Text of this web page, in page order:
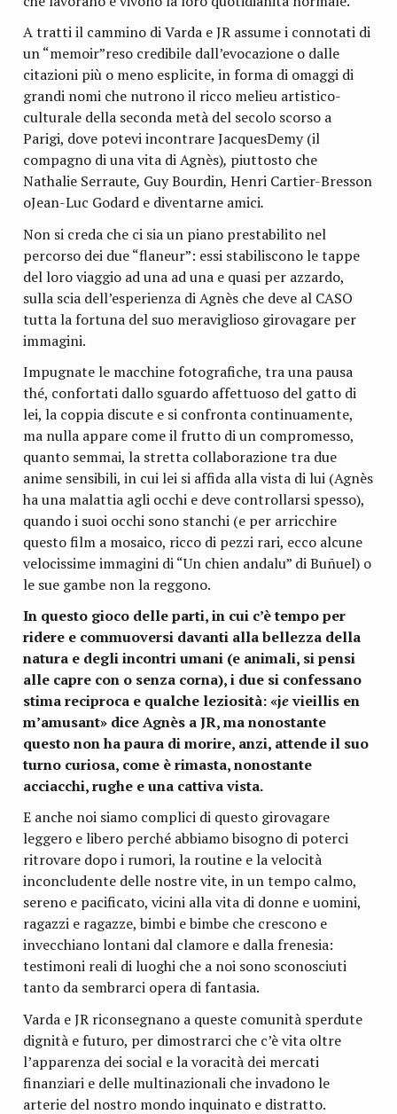
A tratti il cammino di Varda e JR assume i connotati di
un “memoir”reso credibile dall’evocazione o dalle
citazioni più o meno esplicite, in forma di omaggi di
grandi nomi che nutrono il ricco melieu artistico-
culturale della seconda metà del secolo scorso a
Parigi, dove potevi incontrare JacquesDemy (il
compagno di una vita di Agnès), piuttosto che
Nathalie Serraute, Guy Bourdin,Henri Cartier-Bresson
oJean-Luc Godard e diventarne amici.
Non si creda che ci sia un piano prestabilito nel
percorso dei due “flaneur”: essi stabiliscono le tappe
del loro viaggio ad una ad una e quasi per azzardo,
sulla scia dell’esperienza di Agnès che deve al CASO
tutta la fortuna del suo meraviglioso girovagare per
immagini.
Impugnate le macchine fotografiche, tra una pausa
thé, confortati dallo sguardo affettuoso del gatto di
lei, la coppia discute e si confronta continuamente,
ma nulla appare come il frutto di un compromesso,
quanto semmai, la stretta collaborazione tra due
anime sensibili, in cui lei si affida alla vista di lui (Agnès
ha una malattia agli occhi e deve controllarsi spesso),
quando i suoi occhi sono stanchi (e per arricchire
questo film a mosaico, ricco di pezzi rari, ecco alcune
velocissime immagini di “Un chien andalu” di Buñuel) o
le sue gambe non la reggono.
In questo gioco delle parti, in cui c’è tempo per
ridere e commuoversi davanti alla bellezza della
natura e degli incontri umani (e animali, si pensi
alle capre con o senza corna), i due si confessano
stima reciproca e qualche leziosità: «jevieillis en
m’amusant» dice Agnès a JR, ma nonostante
questo non ha paura di morire, anzi, attende il suo
turno curiosa, come è rimasta, nonostante
acciacchi, rughe e una cattiva vista.
E anche noi siamo complici di questo girovagare
leggero e libero perché abbiamo bisogno di poterci
ritrovare dopo i rumori, la routine e la velocità
inconcludente delle nostre vite, in un tempo calmo,
sereno e pacificato, vicini alla vita di donne e uomini,
ragazzi e ragazze, bimbi e bimbe che crescono e
invecchiano lontani dal clamore e dalla frenesia:
testimoni reali di luoghi che a noi sono sconosciuti
tanto da sembrarci opera di fantasia.
Varda e JR riconsegnano a queste comunità sperdute
dignità e futuro, per dimostrarci che c’è vita oltre
l’apparenza dei social e la voracità dei mercati
finanziari e delle multinazionali che invadono le
arterie del nostro mondo inquinato e distratto.